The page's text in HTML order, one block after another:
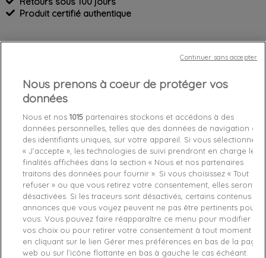
Produit certifié authentique
Détails du produit Fabriquant
Référence 1021A153-021 43,5
Fiche technique
Couleur Gris
Matière Synthétique
Style Basket basse
Conseil Taille Prenez votre taille habituelle
Nous prenons à coeur de protéger vos
données
Nous et nos1015 partenaires stockons et accédons à des
données personnelles, telles que des données de navigation ou
des identifiants uniques, sur votre appareil. Si vous sélectionnez
« J’accepte », les technologies de suivi prendront en charge les
finalités affichées dans la section « Nous et nos partenaires
traitons des données pour fournir ». Si vous choisissez « Tout
refuser » ou que vous retirez votre consentement, elles seront
désactivées. Si les traceurs sont désactivés, certains contenus et
annonces que vous voyez peuvent ne pas être pertinents pour
vous. Vous pouvez faire réapparaître ce menu pour modifier
vos choix ou pour retirer votre consentement à tout moment
en cliquant sur le lien Gérer mes préférences en bas de la page
web ou sur l’icône flottante en bas à gauche le cas échéant.
Continuer sans accepter